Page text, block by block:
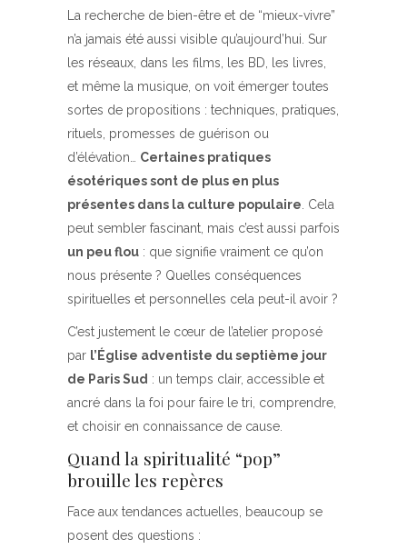
La recherche de bien-être et de “mieux-vivre”
n’a jamais été aussi visible qu’aujourd’hui. Sur
les réseaux, dans les films, les BD, les livres,
et même la musique, on voit émerger toutes
sortes de propositions : techniques, pratiques,
rituels, promesses de guérison ou
d’élévation… Certaines pratiques
ésotériques sont de plus en plus
présentes dans la culture populaire. Cela
peut sembler fascinant, mais c’est aussi parfois
un peu flou : que signifie vraiment ce qu’on
nous présente ? Quelles conséquences
spirituelles et personnelles cela peut-il avoir ?
C’est justement le cœur de l’atelier proposé
par l’Église adventiste du septième jour
de Paris Sud : un temps clair, accessible et
ancré dans la foi pour faire le tri, comprendre,
et choisir en connaissance de cause.
Quand la spiritualité “pop”
brouille les repères
Face aux tendances actuelles, beaucoup se
posent des questions :